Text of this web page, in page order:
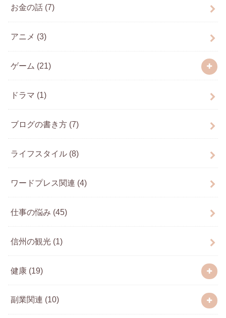
お金の話 (7)
アニメ (3)
ゲーム (21)
ドラマ (1)
ブログの書き方 (7)
ライフスタイル (8)
ワードプレス関連 (4)
仕事の悩み (45)
信州の観光 (1)
健康 (19)
副業関連 (10)